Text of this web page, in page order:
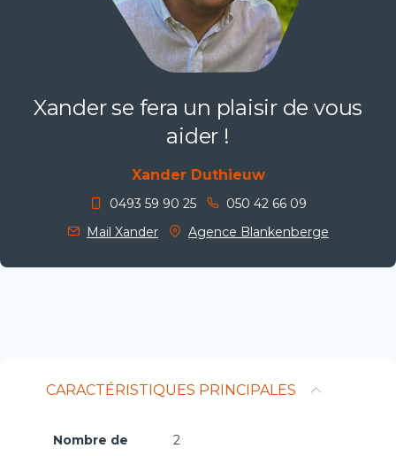
Xander se fera un plaisir de vous
aider !
Xander Duthieuw
0493 59 90 25
050 42 66 09
Mail Xander
Agence Blankenberge
CARACTÉRISTIQUES PRINCIPALES
Nombre de 2